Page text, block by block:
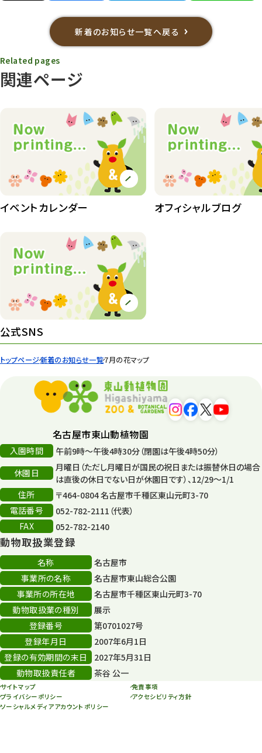
トップページ新着のお知らせ一覧7月の花マップ
新着のお知らせ一覧へ戻る
関連ページ
Related pages
イベントカレンダー オフィシャルブログ
公式SNS
名古屋市東山動植物園
入園時間
午前9時～午後4時30分（閉園は午後4時50分）
休園日
月曜日（ただし月曜日が国民の祝日または振替休日の場合
は直後の休日でない日が休園日です）、12/29～1/1
住所
〒464-0804 名古屋市千種区東山元町3-70
電話番号
052-782-2111（代表）
FAX
052-782-2140
動物取扱業登録
名称
名古屋市
事業所の名称
名古屋市東山総合公園
事業所の所在地
名古屋市千種区東山元町3-70
動物取扱業の種別
展示
登録番号
第0701027号
登録年月日
2007年6月1日
登録の有効期間の末日
2027年5月31日
動物取扱責任者
茶谷 公一
サイトマップ
免責事項
プライバシーポリシー
アクセシビリティ方針
ソーシャルメディアアカウントポリシー